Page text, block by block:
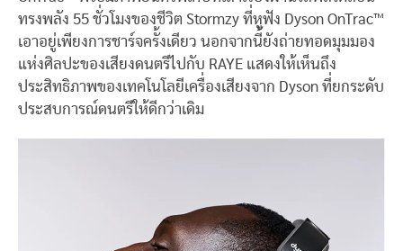
ทรงพลัง 55 ชั่วโมงของชีวิต Stormzy ที่หูฟัง Dyson OnTrac™
เอาอยู่เพียงการชาร์จครั้งเดียว นอกจากนี้ยังถ่ายทอดมุมมอง
แห่งศิลปะของเสียงดนตรีไปกับ RAYE แสดงให้เห็นถึง
ประสิทธิภาพของเทคโนโลยีเครื่องเสียงจาก Dyson ที่ยกระดับ
ประสบการณ์ดนตรีให้ดีกว่าเดิม